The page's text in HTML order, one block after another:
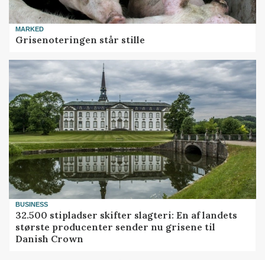
MARKED
Grisenoteringen står stille
BUSINESS
32.500 stipladser skifter slagteri: En af landets
største producenter sender nu grisene til
Danish Crown